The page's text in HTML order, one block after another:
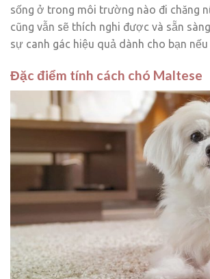
sống ở trong môi trường nào đi chăng
cũng vẫn sẽ thích nghi được và sẵn
sự canh gác hiệu quả dành cho bạn
Đặc điểm tính cách chó Maltese